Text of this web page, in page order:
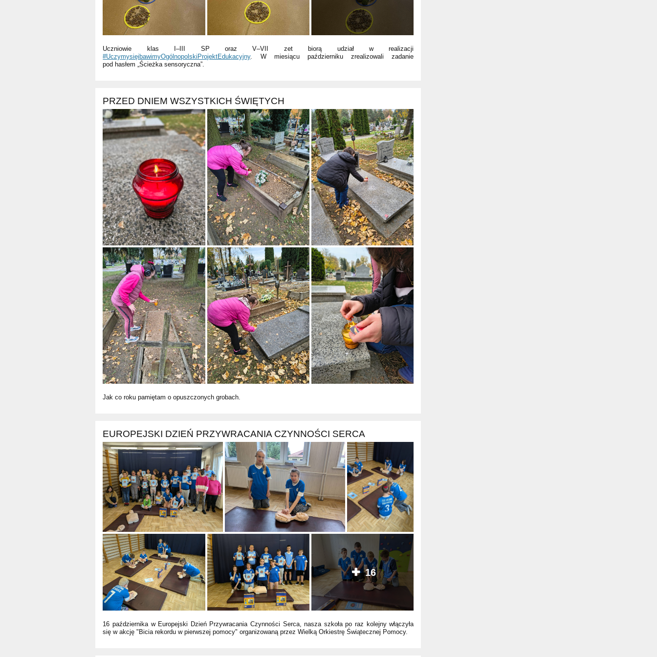
Uczniowie klas I–III SP oraz V–VII zet biorą udział w realizacji
#UczymysięibawimyOgólnopolskiProjektEdukacyjny. W miesiącu październiku zrealizowali zadanie
pod hasłem „Ścieżka sensoryczna”.
PRZED DNIEM WSZYSTKICH ŚWIĘTYCH
Jak co roku pamiętam o opuszczonych grobach.
EUROPEJSKI DZIEŃ PRZYWRACANIA CZYNNOŚCI SERCA
16
16 października w Europejski Dzień Przywracania Czynności Serca, nasza szkoła po raz kolejny włączyła
się w akcję "Bicia rekordu w pierwszej pomocy" organizowaną przez Wielką Orkiestrę Świątecznej Pomocy.